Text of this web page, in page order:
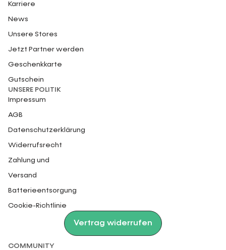
Karriere
News
Unsere Stores
Jetzt Partner werden
Geschenkkarte
Gutschein
UNSERE POLITIK
Impressum
AGB
Datenschutzerklärung
Widerrufsrecht
Zahlung und
Versand
Batterieentsorgung
Cookie-Richtlinie
Vertrag widerrufen
COMMUNITY